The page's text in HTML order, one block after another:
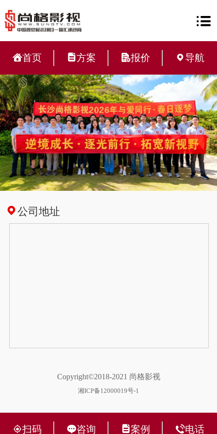
首页 方案 报价 导航
公司地址
Copyright©2018-2021 尚格影视
湘ICP备12000019号-1
扫码 咨询 案例 电话